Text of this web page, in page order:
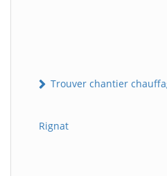
Trouver chantier
Rignat